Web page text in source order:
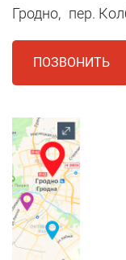
Гродно, пер.
ПОЗВОНИТЬ